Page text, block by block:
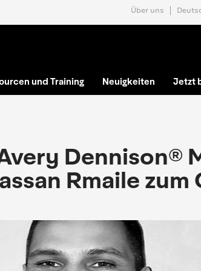
Über uns
und Training Neuigkeiten Jetzt
Dennison®
Rmaile